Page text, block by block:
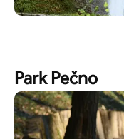
Park Pečno